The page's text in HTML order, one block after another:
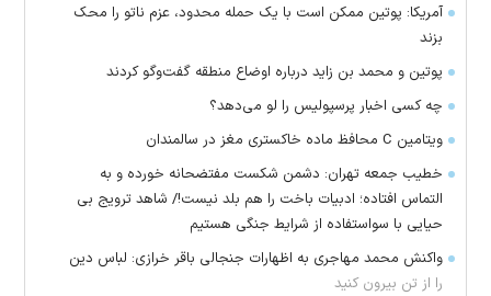
آمریکا: پوتین ممکن است با یک حمله محدود، عزم ناتو را محک
بزند
پوتین و محمد بن زاید درباره اوضاع منطقه گفت‌وگو کردند
چه کسی اخبار پرسپولیس را لو می‌دهد؟
ویتامین C محافظ ماده خاکستری مغز در سالمندان
خطیب جمعه تهران: دشمن شکست مفتضحانه خورده و به
التماس افتاده؛ ادبیات باخت را هم بلد نیست!/ شاهد ترویج بی
حیایی با سواستفاده از شرایط جنگی هستیم
واکنش محمد مهاجری به اظهارات جنجالی باقر خرازی: لباس دین
را از تن بیرون کنید